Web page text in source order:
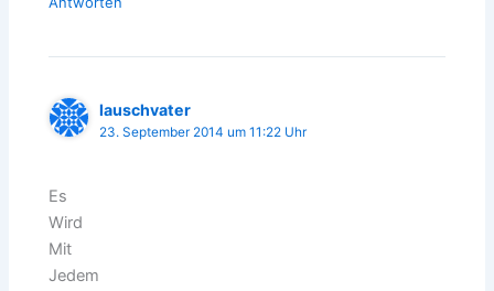
lauschvater
23. September 2014 um 11:22 Uhr
Es
Wird
Mit
Jedem